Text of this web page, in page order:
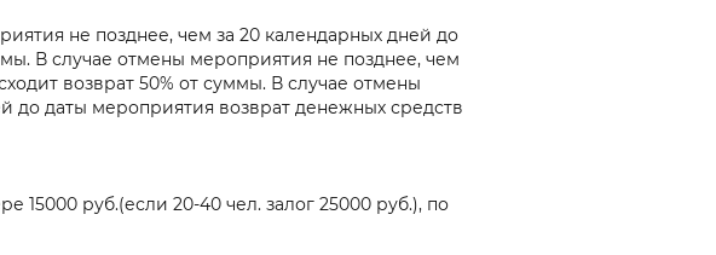
не позднее, чем за 20 календарных дней до
В случае отмены мероприятия не позднее, чем
возврат 50% от суммы. В случае отмены
до даты мероприятия возврат денежных средств
15000 руб.(если 20-40 чел. залог 25000 руб.), по